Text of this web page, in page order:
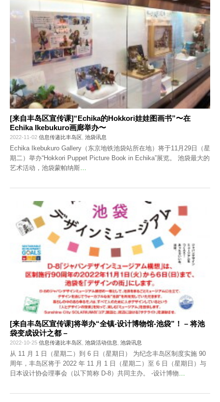
[来自丰岛区宣传课]“Echika的Hokkori娃娃图画书”〜在
Echika Ikebukuro画廊举办〜
2022-11-02 信息传递比丰岛区 池袋讯息
Echika Ikebukuro Gallery（东京地铁池袋站所在地）将于11月29日（星
期二）举办“Hokkori Puppet Picture Book in Echika”展览。 池袋最大的
艺术活动，池袋蒙帕纳斯
[来自丰岛区宣传课]将举办“全镇-设计博物馆-池袋”！ – 将池
袋变成设计之都 –
2022-10-25 信息传递比丰岛区 池袋活动信息 池袋讯息
从 11 月 1 日（星期二）到 6 日（星期日） 为纪念丰岛区制度实施 90
周年，丰岛区将于 2022 年 11 月 1 日（星期二）至 6 日（星期日）与
日本设计协会理事会（以下简称 D-8）共同主办。 -设计博物…